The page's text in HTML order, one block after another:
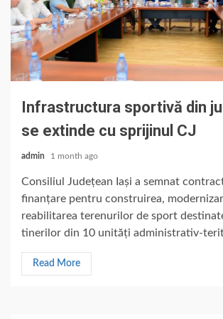
Infrastructura sportivă din
se extinde cu sprijinul CJ
admin 1 month ago
Consiliul Județean Iași a semnat
finanțare pentru construirea,
reabilitarea terenurilor de sport
tinerilor din 10 unități administrativ-
Read More